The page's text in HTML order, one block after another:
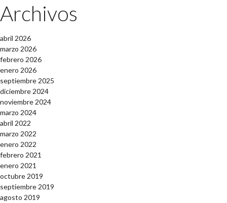
Archivos
abril 2026
marzo 2026
febrero 2026
enero 2026
septiembre 2025
diciembre 2024
noviembre 2024
marzo 2024
abril 2022
marzo 2022
enero 2022
febrero 2021
enero 2021
octubre 2019
septiembre 2019
agosto 2019